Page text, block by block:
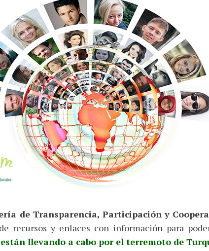
de Transparencia, Participación y
recursos y enlaces con información para
llevando a cabo por el terremoto de